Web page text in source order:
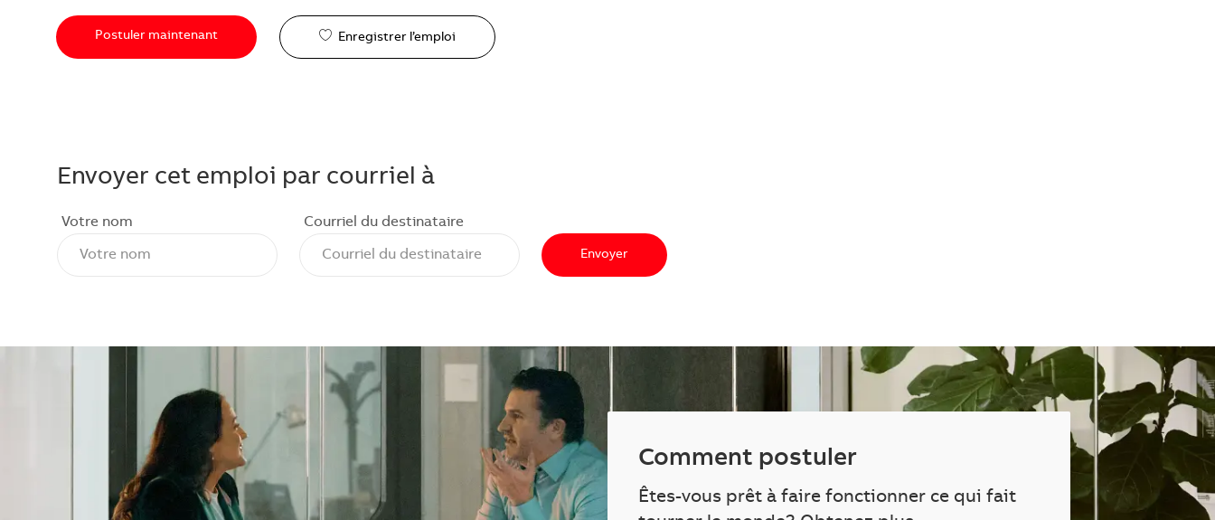
Postuler maintenant Enregistrer l’emploi
Envoyer cet emploi par courriel à
Votre nom Courriel du destinataire
Envoyer
Comment postuler
Êtes-vous prêt à faire fonctionner ce qui fait